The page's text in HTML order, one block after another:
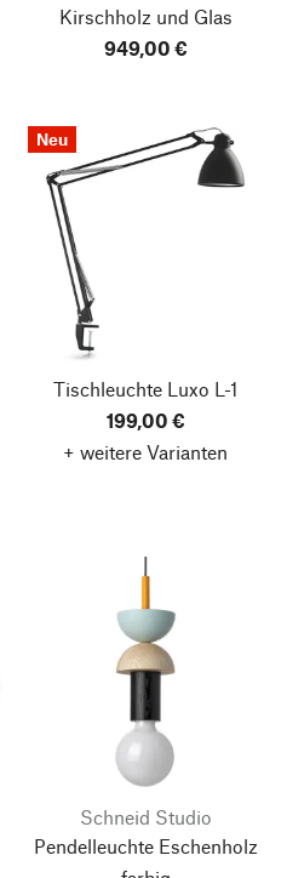
Kirschholz und Glas
949,00 €
Neu
Tischleuchte Luxo L-1
199,00 €
+ weitere Varianten
Schneid Studio
Pendelleuchte Eschenholz